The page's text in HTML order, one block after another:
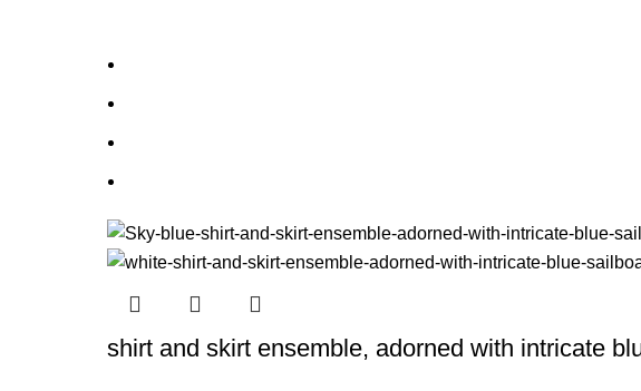
shirt and skirt ensemble, adorned with intricate